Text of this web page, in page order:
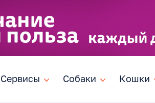
Сервисы
Сервисы Собаки
Собаки Кошки
Кошки